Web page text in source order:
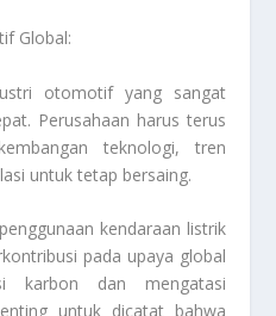
Global:
otomotif yang sangat
Perusahaan harus terus
teknologi, tren
untuk tetap bersaing.
kendaraan listrik
pada upaya global
karbon dan mengatasi
untuk dicatat bahwa